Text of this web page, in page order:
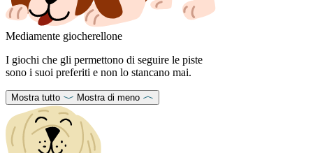
Mediamente giocherellone
I giochi che gli permettono di seguire le piste
sono i suoi preferiti e non lo stancano mai.
Mostra tutto Mostra di meno